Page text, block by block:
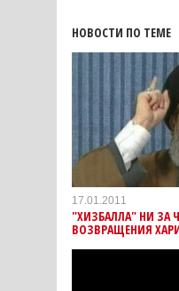
НОВОСТИ ПО ТЕМЕ
17.01.2011
"ХИЗБАЛЛА" НИ ЗА
ВОЗВРАЩЕНИЯ